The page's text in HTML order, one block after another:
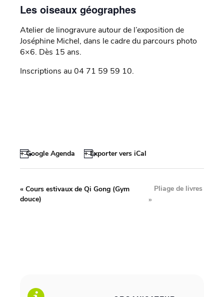
Les oiseaux géographes
Atelier de linogravure autour de l’exposition de
Joséphine Michel, dans le cadre du parcours photo
6×6. Dès 15 ans.
Inscriptions au 04 71 59 59 10.
+ Google Agenda + Exporter vers iCal
« Cours estivaux de Qi Gong (Gym
douce)
Pliage de livres
»